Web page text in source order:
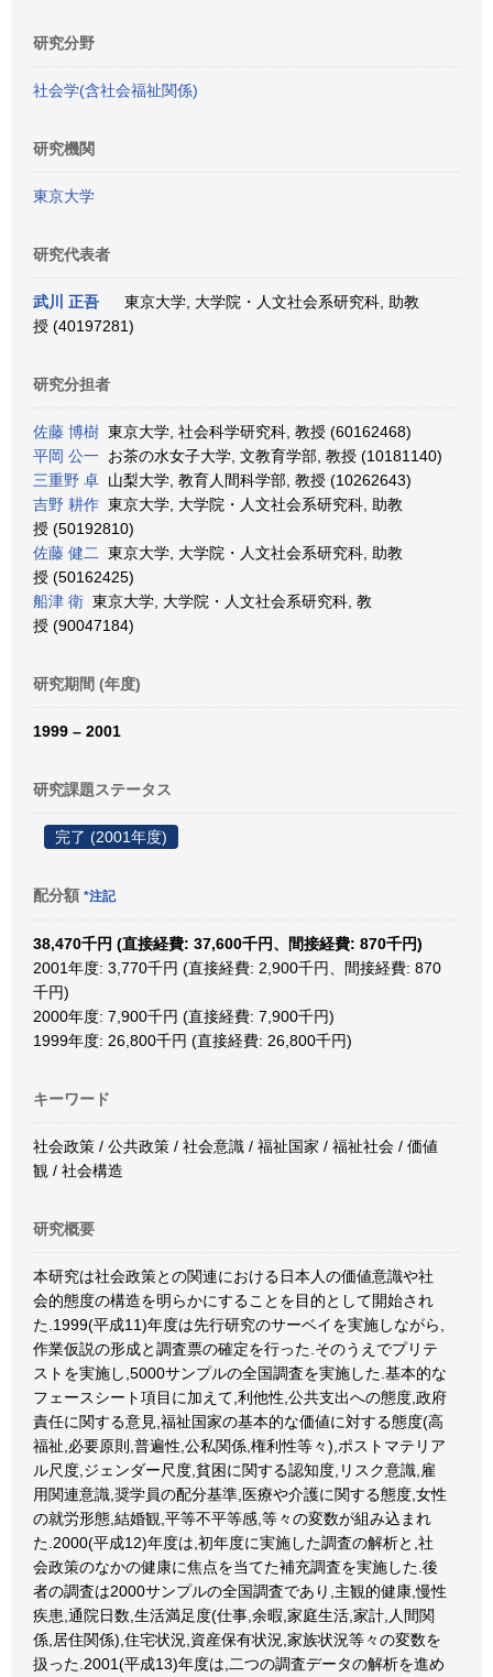
研究分野
社会学(含社会福祉関係)
研究機関
東京大学
研究代表者
武川 正吾
東京大学, 大学院・人文社会系研究科, 助教
授 (40197281)
研究分担者
佐藤 博樹 東京大学, 社会科学研究科, 教授 (60162468)
平岡 公一 お茶の水女子大学, 文教育学部, 教授 (10181140)
三重野 卓 山梨大学, 教育人間科学部, 教授 (10262643)
吉野 耕作 東京大学, 大学院・人文社会系研究科, 助教
授 (50192810)
佐藤 健二
東京大学, 大学院・人文社会系研究科, 助教
授 (50162425)
船津 衛 東京大学, 大学院・人文社会系研究科, 教
授 (90047184)
研究期間 (年度)
1999 – 2001
研究課題ステータス
完了 (2001年度)
配分額 *注記
38,470千円 (直接経費: 37,600千円、間接経費: 870千円)
2001年度: 3,770千円 (直接経費: 2,900千円、間接経費: 870
千円)
2000年度: 7,900千円 (直接経費: 7,900千円)
1999年度: 26,800千円 (直接経費: 26,800千円)
キーワード
社会政策 / 公共政策 / 社会意識 / 福祉国家 / 福祉社会 / 価値
観 / 社会構造
研究概要
本研究は社会政策との関連における日本人の価値意識や社
会的態度の構造を明らかにすることを目的として開始され
た.1999(平成11)年度は先行研究のサーベイを実施しながら,
作業仮説の形成と調査票の確定を行った.そのうえでプリテ
ストを実施し,5000サンプルの全国調査を実施した.基本的な
フェースシート項目に加えて,利他性,公共支出への態度,政府
責任に関する意見,福祉国家の基本的な価値に対する態度(高
福祉,必要原則,普遍性,公私関係,権利性等々),ポストマテリア
ル尺度,ジェンダー尺度,貧困に関する認知度,リスク意識,雇
用関連意識,奨学員の配分基準,医療や介護に関する態度,女性
の就労形態,結婚観,平等不平等感,等々の変数が組み込まれ
た.2000(平成12)年度は,初年度に実施した調査の解析と,社
会政策のなかの健康に焦点を当てた補充調査を実施した.後
者の調査は2000サンプルの全国調査であり,主観的健康,慢性
疾患,通院日数,生活満足度(仕事,余暇,家庭生活,家計,人間関
係,居住関係),住宅状況,資産保有状況,家族状況等々の変数を
扱った.2001(平成13)年度は,二つの調査データの解析を進め